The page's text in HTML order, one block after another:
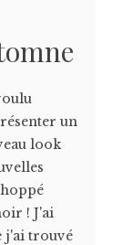
un
look
! J'ai
j'ai trouvé